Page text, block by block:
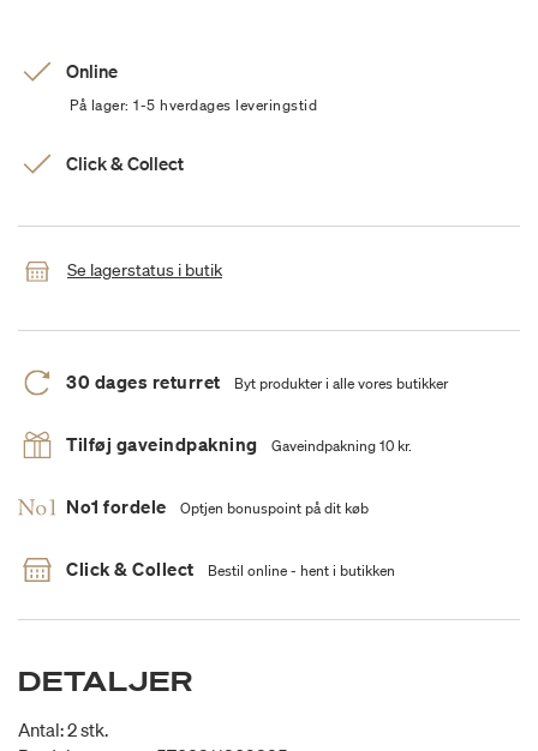
Online
På lager: 1-5 hverdages leveringstid
Click & Collect
Se lagerstatus i butik
30 dages returret Byt produkter i alle vores butikker
Tilføj gaveindpakning Gaveindpakning 10 kr.
No1 fordele Optjen bonuspoint på dit køb
Click & Collect Bestil online - hent i butikken
DETALJER
Antal: 2 stk.